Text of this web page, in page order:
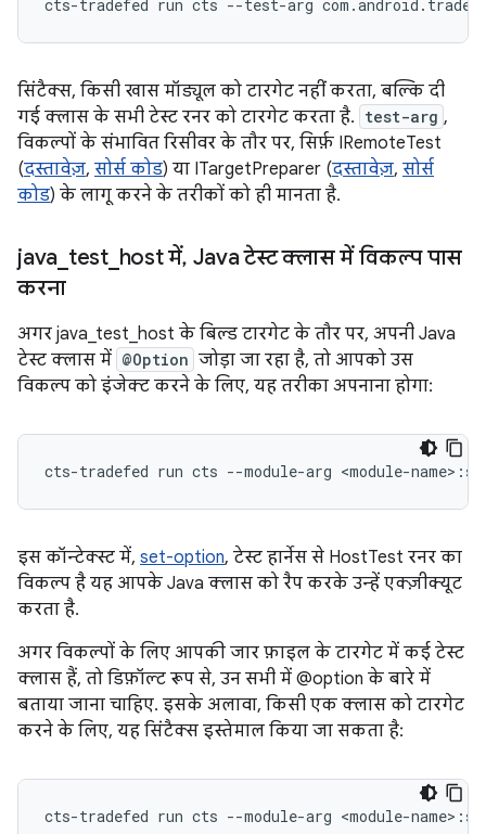
cts-tradefed run cts --test-arg
सिंटैक्स, किसी खास मॉड्यूल को टारगेट नहीं करता, बल्कि दी
गई क्लास के सभी टेस्ट रनर को टारगेट करता है. test-arg ,
विकल्पों के संभावित रिसीवर के तौर पर, सिर्फ़ IRemoteTest
(दस्तावेज़, सोर्स कोड) या ITargetPreparer (दस्तावेज़, सोर्स
कोड) के लागू करने के तरीकों को ही मानता है.
java test_ host में, Java टेस्ट क्लास में विकल्प पास
करना
अगर java_test_host के बिल्ड टारगेट के तौर पर, अपनी Java
टेस्ट क्लास में @Option जोड़ा जा रहा है, तो आपको उस
विकल्प को इंजेक्ट करने के लिए, यह तरीका अपनाना होगा:
cts-tradefed run cts --module-arg
इस कॉन्टेक्स्ट में, set-option, टेस्ट हार्नेस से HostTest रनर का
विकल्प है यह आपके Java क्लास को रैप करके उन्हें एक्ज़ीक्यूट
करता है.
अगर विकल्पों के लिए आपकी जार फ़ाइल के टारगेट में कई टेस्ट
क्लास हैं, तो डिफ़ॉल्ट रूप से, उन सभी में @option के बारे में
बताया जाना चाहिए. इसके अलावा, किसी एक क्लास को टारगेट
करने के लिए, यह सिंटैक्स इस्तेमाल किया जा सकता है: